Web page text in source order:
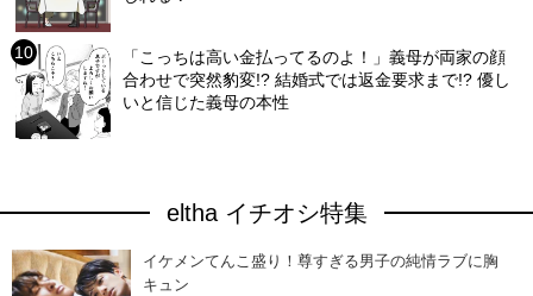
「こっちは高い金払ってるのよ！」義母が両家の顔
合わせで突然豹変!? 結婚式では返金要求まで!? 優し
いと信じた義母の本性
eltha イチオシ特集
イケメンてんこ盛り！尊すぎる男子の純情ラブに胸
キュン